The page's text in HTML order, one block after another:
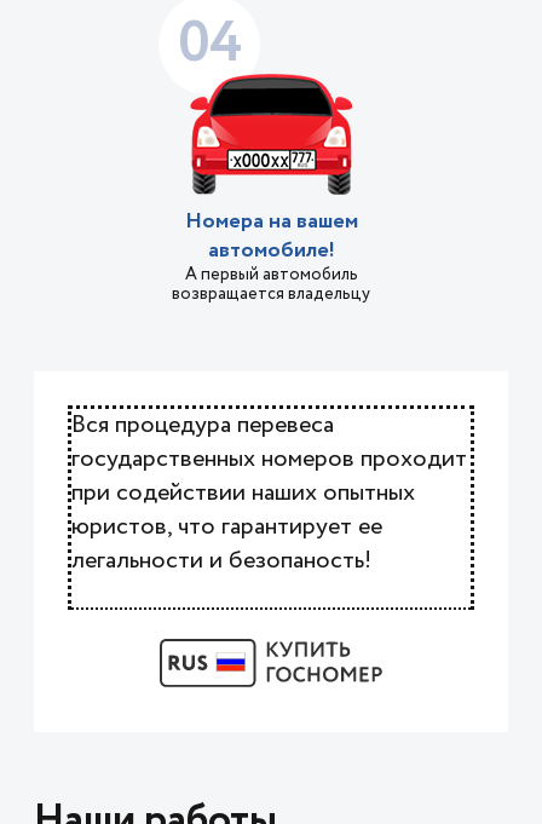
04
Номера на вашем
автомобиле!
А первый автомобиль
возвращается владельцу
Вся процедура перевеса
государственных номеров проходит
при содействии наших опытных
юристов, что гарантирует ее
легальности и безопаность!